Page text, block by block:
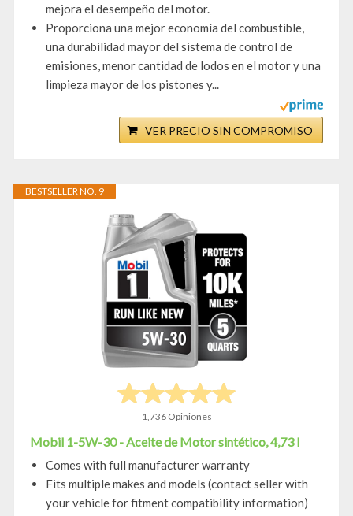
mejora el desempeño del motor.
Proporciona una mejor economía del combustible,
una durabilidad mayor del sistema de control de
emisiones, menor cantidad de lodos en el motor y una
limpieza mayor de los pistones y...
VER PRECIO SIN COMPROMISO
BESTSELLER NO. 9
1,736 Opiniones
Mobil 1-5W-30 - Aceite de Motor sintético, 4,73 l
Comes with full manufacturer warranty
Fits multiple makes and models (contact seller with
your vehicle for fitment compatibility information)